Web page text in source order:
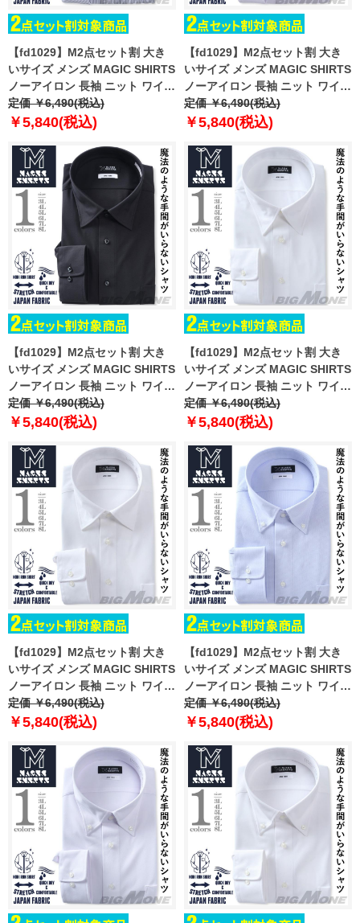
【fd1029】M2点セット割 大き
いサイズ メンズ MAGIC SHIRTS
ノーアイロン 長袖 ニット ワイシ
ャツ ボタンダウン 吸水速乾 スト
レッチ 日本製生地使用 ewma99-
定価 ￥6,490(税込)
￥5,840(税込)
【fd1029】M2点セット割 大き
いサイズ メンズ MAGIC SHIRTS
ノーアイロン 長袖 ニット ワイシ
ャツ ボタンダウン 吸水速乾 スト
レッチ 日本製生地使用 ewma99-
定価 ￥6,490(税込)
￥5,840(税込)
【fd1029】M2点セット割 大き
いサイズ メンズ MAGIC SHIRTS
ノーアイロン 長袖 ニット ワイシ
ャツ セミワイド 吸水速乾 ストレ
ッチ 日本製生地使用 ewma09-
定価 ￥6,490(税込)
￥5,840(税込)
【fd1029】M2点セット割 大き
いサイズ メンズ MAGIC SHIRTS
ノーアイロン 長袖 ニット ワイシ
ャツ レギュラー 吸水速乾 ストレ
ッチ 日本製生地使用 ewma09-
定価 ￥6,490(税込)
￥5,840(税込)
【fd1029】M2点セット割 大き
いサイズ メンズ MAGIC SHIRTS
ノーアイロン 長袖 ニット ワイシ
ャツ セミワイド 吸水速乾 ストレ
ッチ 日本製生地使用 ewma99-
定価 ￥6,490(税込)
￥5,840(税込)
【fd1029】M2点セット割 大き
いサイズ メンズ MAGIC SHIRTS
ノーアイロン 長袖 ニット ワイシ
ャツ ボタンダウン 吸水速乾 スト
レッチ 日本製生地使用 ewma99-
定価 ￥6,490(税込)
￥5,840(税込)